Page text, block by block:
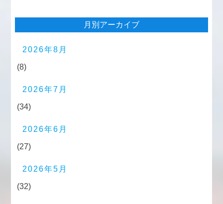
月別アーカイブ
2026年8月
(8)
2026年7月
(34)
2026年6月
(27)
2026年5月
(32)